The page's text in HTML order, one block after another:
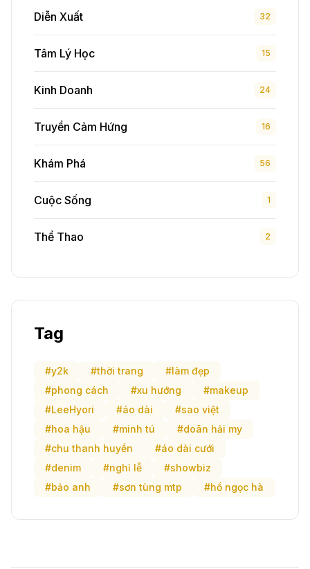
Diễn Xuất 32
Tâm Lý Học 15
Kinh Doanh 24
Truyền Cảm Hứng 16
Khám Phá 56
Cuộc Sống 1
Thể Thao 2
Tag
#y2k #thời trang
#làm đẹp
#phong cách
#xu hướng
#makeup
#LeeHyori
#áo dài
#sao việt
#hoa hậu
#minh tú
#doãn hải my
#chu thanh huyền
#áo dài cưới
#denim
#nghỉ lễ
#showbiz
#bảo anh
#sơn tùng mtp #hồ ngọc hà